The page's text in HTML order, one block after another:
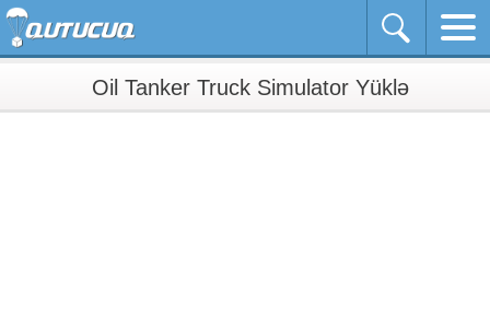
Oil Tanker Truck Simulator Yüklə